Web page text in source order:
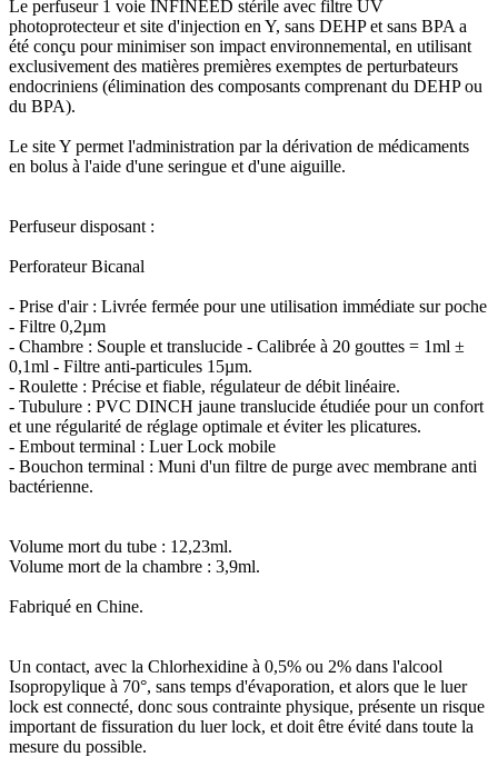
Le perfuseur 1 voie INFINEED stérile avec filtre UV
photoprotecteur et site d'injection en Y, sans DEHP et sans BPA a
été conçu pour minimiser son impact environnemental, en utilisant
exclusivement des matières premières exemptes de perturbateurs
endocriniens (élimination des composants comprenant du DEHP ou
du BPA).
Le site Y permet l'administration par la dérivation de médicaments
en bolus à l'aide d'une seringue et d'une aiguille.
Perfuseur disposant :
Perforateur Bicanal
- Prise d'air : Livrée fermée pour une utilisation immédiate sur poche
- Filtre 0,2µm
- Chambre : Souple et translucide - Calibrée à 20 gouttes = 1ml ±
0,1ml - Filtre anti-particules 15µm.
- Roulette : Précise et fiable, régulateur de débit linéaire.
- Tubulure : PVC DINCH jaune translucide étudiée pour un confort
et une régularité de réglage optimale et éviter les plicatures.
- Embout terminal : Luer Lock mobile
- Bouchon terminal : Muni d'un filtre de purge avec membrane anti
bactérienne.
Volume mort du tube : 12,23ml.
Volume mort de la chambre : 3,9ml.
Fabriqué en Chine.
Un contact, avec la Chlorhexidine à 0,5% ou 2% dans l'alcool
Isopropylique à 70°, sans temps d'évaporation, et alors que le luer
lock est connecté, donc sous contrainte physique, présente un risque
important de fissuration du luer lock, et doit être évité dans toute la
mesure du possible.